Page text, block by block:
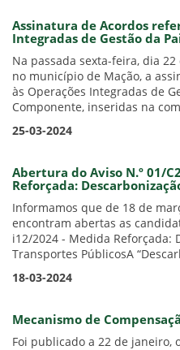
Assinatura de Acordos
Integradas de Gestão da
Na passada sexta-feira, dia
no município de Mação, a
às Operações Integradas de
Componente, inseridas na
25-03-2024
Abertura do Aviso N.º 01/
Reforçada:
Informamos que de 18 de
encontram abertas as
i12/2024 - Medida Reforçada:
Transportes PúblicosA
18-03-2024
Mecanismo de
Foi publicado a 22 de janeiro,